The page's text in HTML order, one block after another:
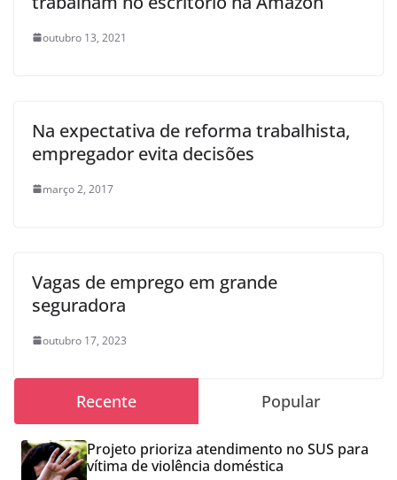
outubro 13, 2021
Na expectativa de reforma trabalhista,
empregador evita decisões
março 2, 2017
Vagas de emprego em grande
seguradora
outubro 17, 2023
Recente Popular
Projeto prioriza atendimento no SUS para
vítima de violência doméstica